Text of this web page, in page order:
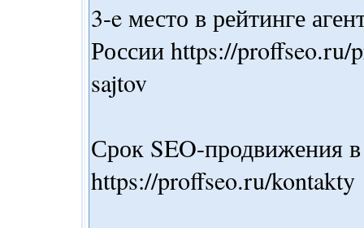
3-e место в рейтинге
России https://proffseo.ru/
sajtov
Срок SEO-продвижения
https://proffseo.ru/kontakty